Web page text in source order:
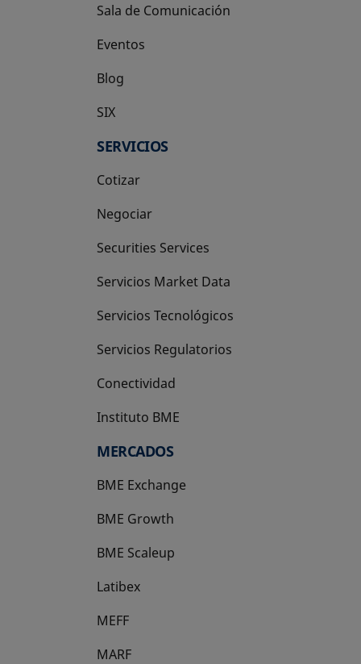
Sala de Comunicación
Eventos
Blog
SIX
se abre en una pestaña nueva
SERVICIOS
Cotizar
Negociar
Securities Services
Servicios Market Data
Servicios Tecnológicos
Servicios Regulatorios
Conectividad
Instituto BME
se abre en una pestaña nueva
MERCADOS
BME Exchange
BME Growth
se abre en una pestaña nueva
BME Scaleup
se abre en una pestaña nueva
Latibex
se abre en una pestaña nueva
MEFF
se abre en una pestaña nueva
MARF